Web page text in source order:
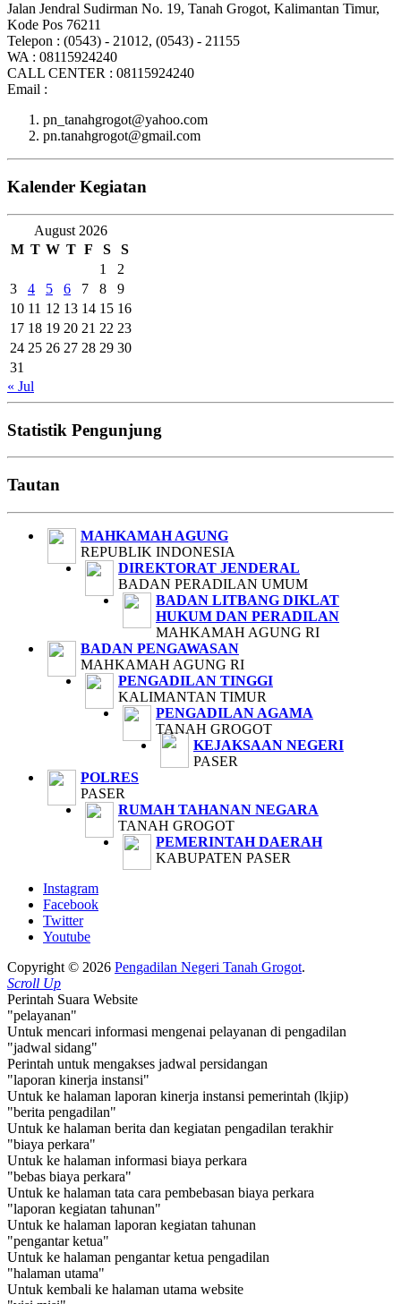
Jalan Jendral Sudirman No. 19, Tanah Grogot, Kalimantan Timur,
Kode Pos 76211
Telepon : (0543) - 21012, (0543) - 21155
WA : 08115924240
CALL CENTER : 08115924240
Email :
pn_tanahgrogot@yahoo.com
pn.tanahgrogot@gmail.com
Kalender Kegiatan
August 2026
M T W T F S
S
1
2
3
4 5 6 7 8
9
10 11 12 13 14 15 16
17 18 19 20 21 22 23
24 25 26 27 28 29 30
31
« Jul
Statistik Pengunjung
Tautan
MAHKAMAH AGUNG
REPUBLIK INDONESIA
DIREKTORAT JENDERAL
BADAN PERADILAN UMUM
BADAN LITBANG DIKLAT
HUKUM DAN PERADILAN
MAHKAMAH AGUNG RI
BADAN PENGAWASAN
MAHKAMAH AGUNG RI
PENGADILAN TINGGI
KALIMANTAN TIMUR
PENGADILAN AGAMA
TANAH GROGOT
KEJAKSAAN NEGERI
PASER
POLRES
PASER
RUMAH TAHANAN NEGARA
TANAH GROGOT
PEMERINTAH DAERAH
KABUPATEN PASER
Instagram
Facebook
Twitter
Youtube
Copyright © 2026 Pengadilan Negeri Tanah Grogot.
Scroll Up
Perintah Suara Website
"pelayanan"
Untuk mencari informasi mengenai pelayanan di pengadilan
"jadwal sidang"
Perintah untuk mengakses jadwal persidangan
"laporan kinerja instansi"
Untuk ke halaman laporan kinerja instansi pemerintah (lkjip)
"berita pengadilan"
Untuk ke halaman berita dan kegiatan pengadilan terakhir
"biaya perkara"
Untuk ke halaman informasi biaya perkara
"bebas biaya perkara"
Untuk ke halaman tata cara pembebasan biaya perkara
"laporan kegiatan tahunan"
Untuk ke halaman laporan kegiatan tahunan
"pengantar ketua"
Untuk ke halaman pengantar ketua pengadilan
"halaman utama"
Untuk kembali ke halaman utama website